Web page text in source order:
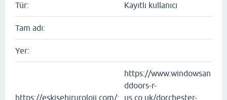
Tür: Kayıtlı kullanıcı
Tam adı:
Yer:
https://eskisehiruroloji.com/:
https://www.windowsan
ddoors-r-
us.co.uk/dorchester-